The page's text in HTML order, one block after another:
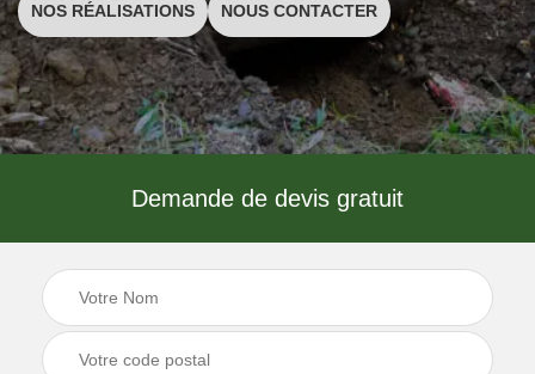
NOS RÉALISATIONS NOUS CONTACTER
Demande de devis gratuit